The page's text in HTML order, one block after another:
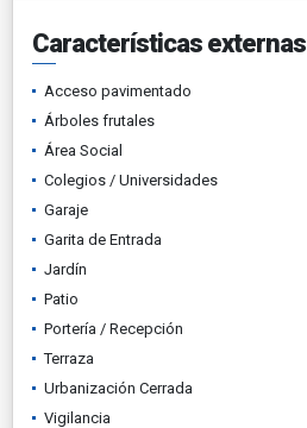
Características externas
Acceso pavimentado
Árboles frutales
Área Social
Colegios / Universidades
Garaje
Garita de Entrada
Jardín
Patio
Portería / Recepción
Terraza
Urbanización Cerrada
Vigilancia